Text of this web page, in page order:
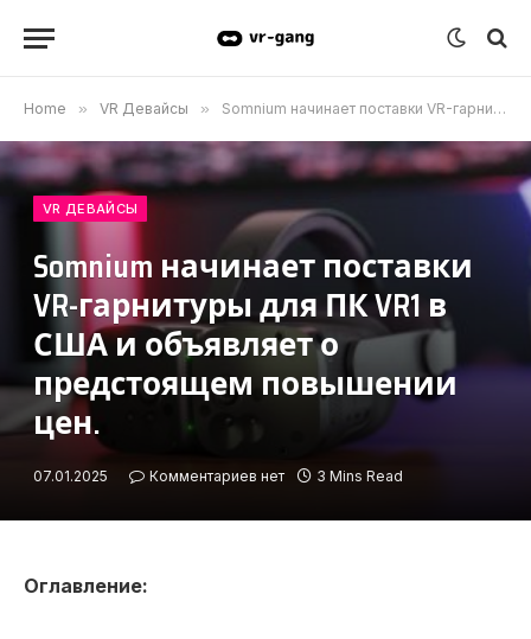
Home » VR Девайсы » Somnium начинает поставки VR-гарнитуры для ПК VR1 в США и объявляет о предстоящем повышении цен.
VR ДЕВАЙСЫ
Somnium начинает поставки
VR-гарнитуры для ПК VR1 в
США и объявляет о
предстоящем повышении
цен.
07.01.2025 Комментариев нет 3 Mins Read
Оглавление: